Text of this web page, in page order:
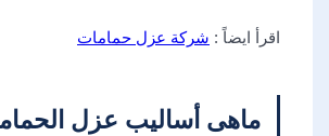
اقرأ ايضاً : شركة عزل حمامات
ماهى أساليب عزل